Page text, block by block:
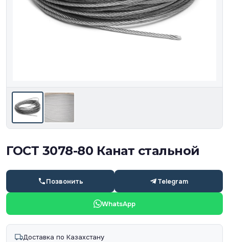
ГОСТ 3078-80 Канат стальной
Позвонить Telegram
WhatsApp
Доставка по Казахстану